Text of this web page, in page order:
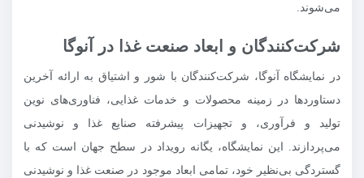
می‌شوند.
شرکت‌کنندگان و ابعاد صنعت غذا در آنوگا
در نمایشگاه آنوگا، شرکت‌کنندگان با شور و اشتیاق به ارائه آخرین
دستاوردها در زمینه محصولات و خدمات غذایی، فناوری‌های نوین
تولید و فرآوری، و تجهیزات پیشرفته صنایع غذا و نوشیدنی
می‌پردازند. این نمایشگاه، یگانه رویداد در سطح جهان است که با
گستردگی بی‌نظیر خود، تمامی ابعاد موجود در صنعت غذا و نوشیدنی